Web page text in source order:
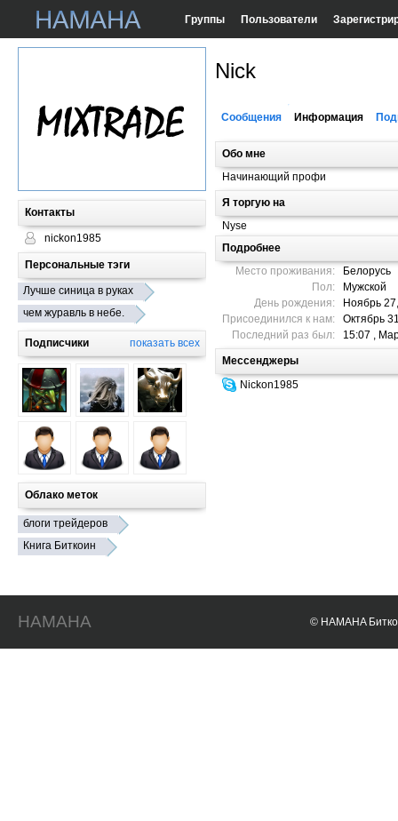
Группы Пользователи
Контакты
nickon1985
Персональные тэги
Лучше синица в руках
чем журавль в небе.
Подписчики показать всех
Облако меток
блоги трейдеров
Книга Биткоин
Nick
Сообщения Информация
Обо мне
Начинающий профи
Я торгую на
Nyse
Подробнее
Место проживания:
Белорусь
Пол:
Мужской
День рождения:
Ноябрь
Присоединился к нам:
Октябрь
Последний раз был:
15:07 ,
Мессенджеры
Nickon1985
HAMAHA © HAMAHA